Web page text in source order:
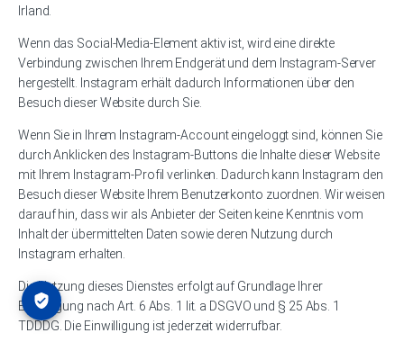
Irland.
Wenn das Social-Media-Element aktiv ist, wird eine direkte
Verbindung zwischen Ihrem Endgerät und dem Instagram-Server
hergestellt. Instagram erhält dadurch Informationen über den
Besuch dieser Website durch Sie.
Wenn Sie in Ihrem Instagram-Account eingeloggt sind, können Sie
durch Anklicken des Instagram-Buttons die Inhalte dieser Website
mit Ihrem Instagram-Profil verlinken. Dadurch kann Instagram den
Besuch dieser Website Ihrem Benutzerkonto zuordnen. Wir weisen
darauf hin, dass wir als Anbieter der Seiten keine Kenntnis vom
Inhalt der übermittelten Daten sowie deren Nutzung durch
Instagram erhalten.
Die Nutzung dieses Dienstes erfolgt auf Grundlage Ihrer
Einwilligung nach Art. 6 Abs. 1 lit. a DSGVO und § 25 Abs. 1
TDDDG. Die Einwilligung ist jederzeit widerrufbar.